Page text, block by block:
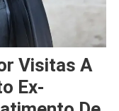
Visitas A
Ex-